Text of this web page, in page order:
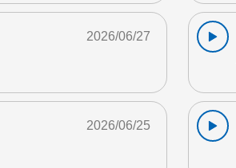
2026/06/27
2026/06/25